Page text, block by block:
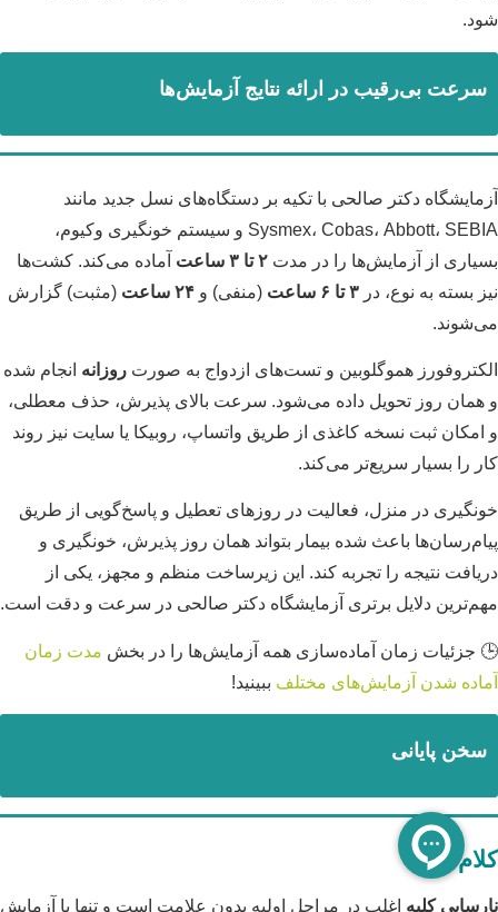
شود.
سرعت بی‌رقیب در ارائه نتایج آزمایش‌ها
آزمایشگاه دکتر صالحی با تکیه بر دستگاه‌های نسل جدید مانند
Sysmex، Cobas، Abbott، SEBIA و سیستم خونگیری وکیوم،
بسیاری از آزمایش‌ها را در مدت ۲ تا ۳ ساعت
آماده می‌کند. کشت‌ها
نیز بسته به نوع، در ۳ تا ۶ ساعت (منفی) و ۲۴ ساعت
(مثبت) گزارش
می‌شوند.
الکتروفورز هموگلوبین و تست‌های ازدواج به صورت روزانه انجام شده
و همان روز تحویل داده می‌شود. سرعت بالای پذیرش، حذف معطلی،
و امکان ثبت نسخه کاغذی از طریق واتساپ، روبیکا یا سایت نیز روند
کار را بسیار سریع‌تر می‌کند.
خونگیری در منزل، فعالیت در روزهای تعطیل و پاسخ‌گویی از طریق
پیام‌رسان‌ها باعث شده بیمار بتواند همان روز پذیرش، خونگیری و
دریافت نتیجه را تجربه کند. این زیرساخت منظم و مجهز، یکی از
مهم‌ترین دلایل برتری آزمایشگاه دکتر صالحی در سرعت و دقت است.
🕒 جزئیات زمان آماده‌سازی همه آزمایش‌ها را در بخش مدت زمان
آماده‌ شدن آزمایش‌های مختلف ببینید!
سخن پایانی
کلام آخر
نارسایی کلیه اغلب در مراحل اولیه بدون علامت است و تنها با آزمایش